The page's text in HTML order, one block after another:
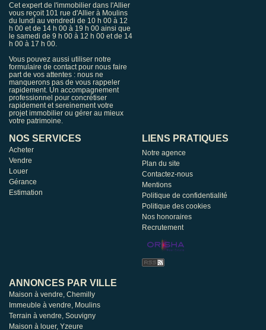
Cet expert de l'immobilier dans l'Allier
vous reçoit 101 rue d'Allier à Moulins
du lundi au vendredi de 10 h 00 à 12
h 00 et de 14 h 00 à 19 h 00 ainsi que
le samedi de 9 h 00 à 12 h 00 et de 14
h 00 à 17 h 00.
Vous pouvez aussi utiliser notre
formulaire de contact pour nous faire
part de vos attentes : nous ne
manquerons pas de vous rappeler
rapidement. Un accompagnement
professionnel pour concrétiser
rapidement et sereinement votre
projet immobilier ou gérer au mieux
votre patrimoine.
NOS SERVICES
Acheter
Vendre
Louer
Gérance
Estimation
LIENS PRATIQUES
Notre agence
Plan du site
Contactez-nous
Mentions
Politique de confidentialité
Politique des cookies
Nos honoraires
Recrutement
ANNONCES PAR VILLE
Maison à vendre, Chemilly
Immeuble à vendre, Moulins
Terrain à vendre, Souvigny
Maison à louer, Yzeure